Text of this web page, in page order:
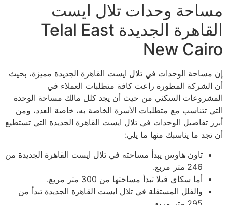
مساحة وحدات تلال ايست
القاهرة الجديدة Telal East
New Cairo
إن مساحة الوحدات في تلال ايست القاهرة الجديدة مميزة، بحيث
أن الشركة المطورة راعت كافة متطلبات العملاء في
المشروعات السكني من حيث أن يجد كلل مالك مساحة الوحدة
التي تتناسب مع متطلبات الأسرة الخاصة به، خاصة العدد، ومن
أبرز تفاصيل الوحدات في تلال ايست القاهرة الجديدة التي تستطيع
أن تجد ما يناسبك منها ما يلي:
تاون هاوس يبدأ مساحته في تلال ايست القاهرة الجديدة من
246 متر مربع.
أما سكاي فيلا تبدأ مساحتها من 300 متر مربع.
والفلل المستقلة في تلال ايست القاهرة الجديدة تبدأ من